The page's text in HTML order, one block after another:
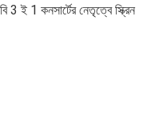
ই 1 কনসার্টের নেতৃত্বে স্ক্রিন